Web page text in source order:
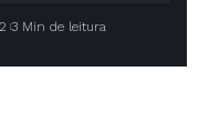
3 Min de leitura